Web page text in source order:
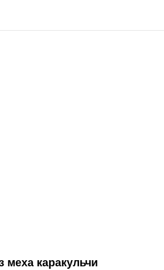
меха каракульчи